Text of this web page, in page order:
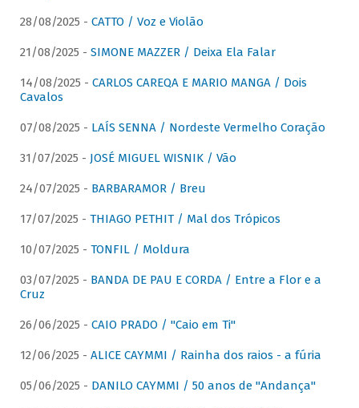
28/08/2025 - CATTO / Voz e Violão
21/08/2025 - SIMONE MAZZER / Deixa Ela Falar
14/08/2025 - CARLOS CAREQA E MARIO MANGA / Dois
Cavalos
07/08/2025 - LAÍS SENNA / Nordeste Vermelho Coração
31/07/2025 - JOSÉ MIGUEL WISNIK / Vão
24/07/2025 - BARBARAMOR / Breu
17/07/2025 - THIAGO PETHIT / Mal dos Trópicos
10/07/2025 - TONFIL / Moldura
03/07/2025 - BANDA DE PAU E CORDA / Entre a Flor e a
Cruz
26/06/2025 - CAIO PRADO / "Caio em Ti"
12/06/2025 - ALICE CAYMMI / Rainha dos raios - a fúria
05/06/2025 - DANILO CAYMMI / 50 anos de "Andança"